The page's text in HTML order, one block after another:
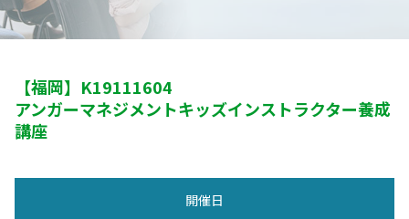
【福岡】 K19111604
アンガーマネジメントキッズインストラクター養成
講座
開催日